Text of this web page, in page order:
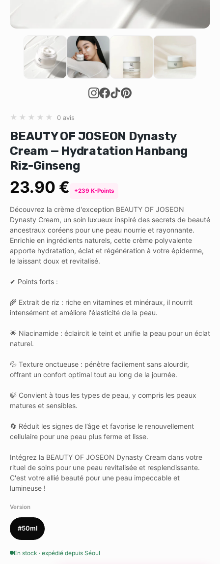
★ ★ ★ ★ ★ 0 avis
BEAUTY OF JOSEON Dynasty
Cream — Hydratation Hanbang
Riz-Ginseng
23.90 € +239 K-Points
Découvrez la crème d'exception BEAUTY OF JOSEON
Dynasty Cream, un soin luxueux inspiré des secrets de beauté
ancestraux coréens pour une peau nourrie et rayonnante.
Enrichie en ingrédients naturels, cette crème polyvalente
apporte hydratation, éclat et régénération à votre épiderme,
le laissant doux et revitalisé.
✔ Points forts :
🌾 Extrait de riz : riche en vitamines et minéraux, il nourrit
intensément et améliore l'élasticité de la peau.
🌟 Niacinamide : éclaircit le teint et unifie la peau pour un éclat
naturel.
💦 Texture onctueuse : pénètre facilement sans alourdir,
offrant un confort optimal tout au long de la journée.
🍃 Convient à tous les types de peau, y compris les peaux
matures et sensibles.
🔄 Réduit les signes de l’âge et favorise le renouvellement
cellulaire pour une peau plus ferme et lisse.
Intégrez la BEAUTY OF JOSEON Dynasty Cream dans votre
rituel de soins pour une peau revitalisée et resplendissante.
C'est votre allié beauté pour une peau impeccable et
lumineuse !
Version
#50ml
En stock · expédié depuis Séoul